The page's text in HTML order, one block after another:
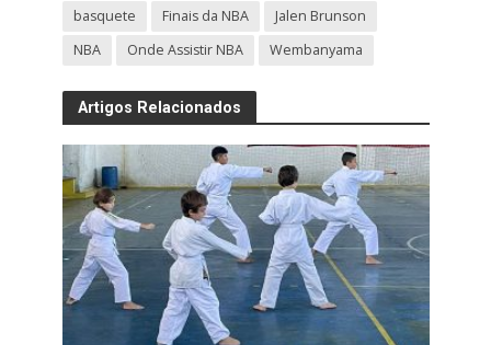
basquete
Finais da NBA
Jalen Brunson
NBA
Onde Assistir NBA Wembanyama
Artigos Relacionados